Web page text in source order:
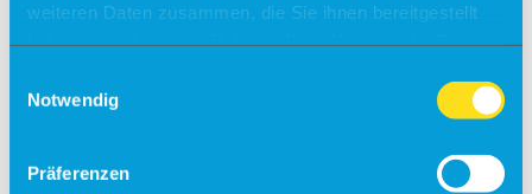
weiteren Daten zusammen, die Sie ihnen bereitgestellt
Notwendig
Präferenzen
Gastronomie & Shops
Info
Rundflüge